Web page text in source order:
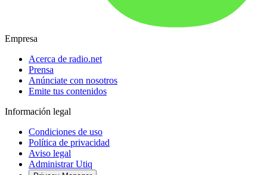
Empresa
Acerca de radio.net
Prensa
Anúnciate con nosotros
Emite tus contenidos
Información legal
Condiciones de uso
Política de privacidad
Aviso legal
Administrar Utiq